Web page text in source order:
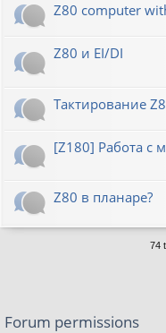
Z80 computer
Z80 и EI/DI
Тактирование
[Z180] Работа с
Z80 в планаре?
74
Forum permissions